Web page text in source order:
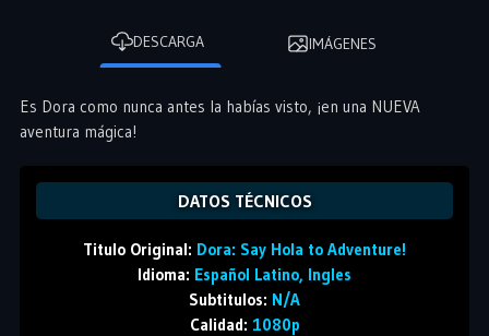
DESCARGA IMÁGENES
Es Dora como nunca antes la habías visto, ¡en una NUEVA
aventura mágica!
DATOS TÉCNICOS
Titulo Original: Dora: Say Hola to Adventure!
Idioma: Español Latino, Ingles
Subtitulos: N/A
Calidad: 1080p